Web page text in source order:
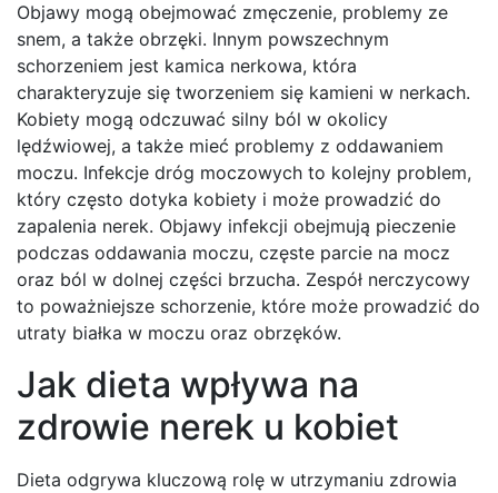
Objawy mogą obejmować zmęczenie, problemy ze
snem, a także obrzęki. Innym powszechnym
schorzeniem jest kamica nerkowa, która
charakteryzuje się tworzeniem się kamieni w nerkach.
Kobiety mogą odczuwać silny ból w okolicy
lędźwiowej, a także mieć problemy z oddawaniem
moczu. Infekcje dróg moczowych to kolejny problem,
który często dotyka kobiety i może prowadzić do
zapalenia nerek. Objawy infekcji obejmują pieczenie
podczas oddawania moczu, częste parcie na mocz
oraz ból w dolnej części brzucha. Zespół nerczycowy
to poważniejsze schorzenie, które może prowadzić do
utraty białka w moczu oraz obrzęków.
Jak dieta wpływa na
zdrowie nerek u kobiet
Dieta odgrywa kluczową rolę w utrzymaniu zdrowia